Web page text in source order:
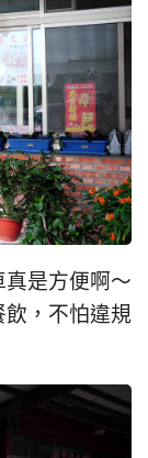
是方便啊～
，不怕違規